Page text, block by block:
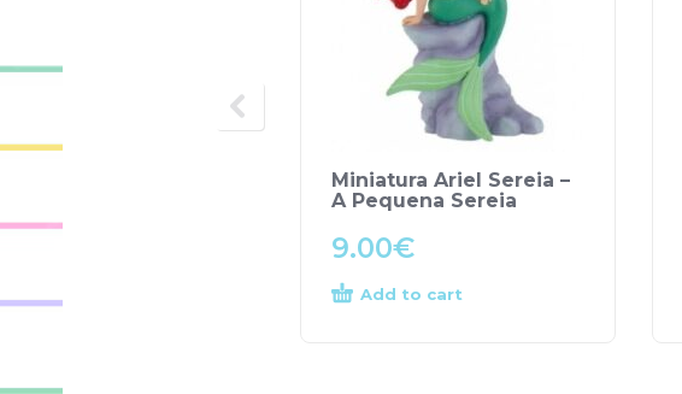
Miniatura Ariel Sereia –
A Pequena Sereia
9.00€
Add to cart